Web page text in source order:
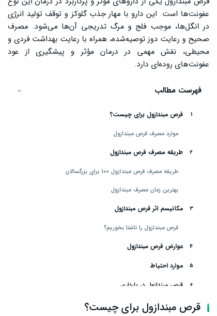
عفونت‌ها است. این دارو با مهار جذب گلوکز و توقف تولید انرژی
در انگل‌ها، موجب فلج و مرگ تدریجی آن‌ها می‌شود. مصرف
صحیح و رعایت دوز توصیه‌شده، همراه با رعایت بهداشت فردی و
محیطی، نقش مهمی در درمان مؤثر و پیشگیری از عود
عفونت‌های روده‌ای دارد.
فهرست مطالب
قرص مبندازول برای چیست؟
موارد مصرف قرص مبندازول
طریقه مصرف قرص مبندازول
طریقه مصرف قرص مبندازول ۱۰۰ برای بزرگسالان
بهترین زمان مصرف مبندازول
مکانیسم اثر قرص مبندازول
قرص مبندازول را ناشتا بخوریم؟
عوارض قرص مبندازول
موارد احتیاط
قرص مبندازول در بارداری
تداخل دارویی
قرص مبندازول برای چیست؟